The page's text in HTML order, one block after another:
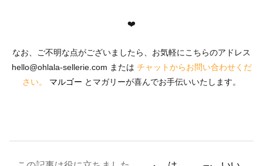
❤️
なお、ご不明な点がございましたら、お気軽にこちらのアドレス
hello@ohlala-sellerie.com または チャットからお問い合わせくだ
さい。 マルゴー とマガリーが喜んでお手伝いいたします。